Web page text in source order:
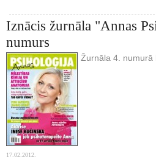
Iznācis žurnāla "Annas
numurs
Žurnāla 4. numurā
17.02.2012.